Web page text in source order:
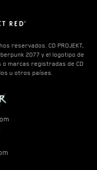
reservados. CD PROJEKT,
2077 y el logotipo de
o marcas registradas de CD
u otros países.